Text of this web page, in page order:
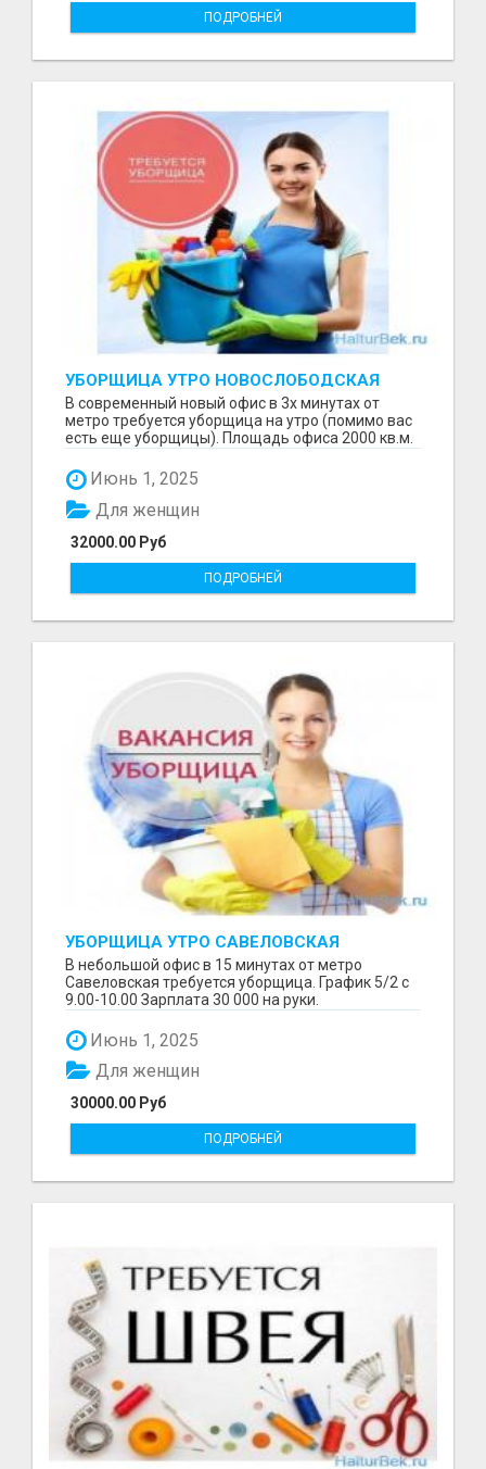
ПОДРОБНЕЙ
УБОРЩИЦА УТРО НОВОСЛОБОДСКАЯ
В современный новый офис в 3х минутах от
метро требуется уборщица на утро (помимо вас
есть еще уборщицы). Площадь офиса 2000 кв.м.
Июнь 1, 2025
32000.00 Руб
Для женщин
ПОДРОБНЕЙ
УБОРЩИЦА УТРО САВЕЛОВСКАЯ
В небольшой офис в 15 минутах от метро
Савеловская требуется уборщица. График 5/2 с
9.00-10.00 Зарплата 30 000 на руки.
Июнь 1, 2025
30000.00 Руб
Для женщин
ПОДРОБНЕЙ